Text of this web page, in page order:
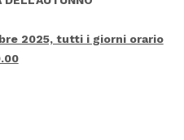
2025, tutti i giorni orario